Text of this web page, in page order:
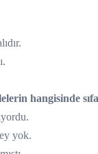
hangisinde
yok.